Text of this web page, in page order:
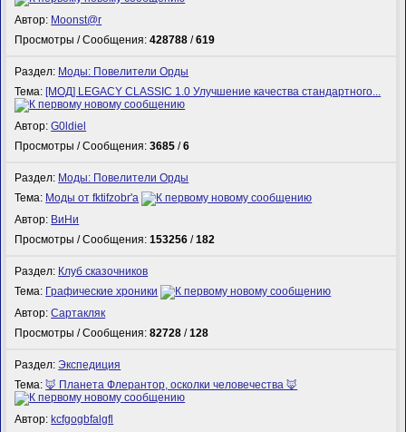
Автор: Mооnst@r
Просмотры / Сообщения:428788 /619
Раздел: Моды: Повелители Орды
Тема: [МОД] LEGACY CLASSIC 1.0 Улучшение качества стандартного...
Автор:G0ldiel
Просмотры / Сообщения:3685 /6
Раздел: Моды: Повелители Орды
Тема: Моды от fktifzobr'а
Автор: ВиНи
Просмотры / Сообщения:153256 /182
Раздел: Клуб сказочников
Тема: Графические хроники
Автор:Сартакляк
Просмотры / Сообщения:82728 /128
Раздел:Экспедиция
Тема:🦊 Планета Флерантор, осколки человечества 🦊
Автор: kcfgogbfalgfl